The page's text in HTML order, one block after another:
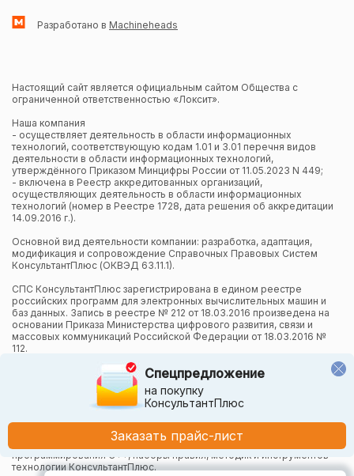
Разработано в Machineheads
Настоящий сайт является официальным сайтом Общества с
ограниченной ответственностью «Локсит».
Наша компания
- осуществляет деятельность в области информационных
технологий, соответствующую кодам 1.01 и 3.01 перечня видов
деятельности в области информационных технологий,
утверждённого Приказом Минцифры России от 11.05.2023 N 449;
- включена в Реестр аккредитованных организаций,
осуществляющих деятельность в области информационных
технологий (номер в Реестре 1728, дата решения об аккредитации
14.09.2016 г.).
Основной вид деятельности компании: разработка, адаптация,
модификация и сопровождение Справочных Правовых Систем
КонсультантПлюс (ОКВЭД 63.11.1).
СПС КонсультантПлюс зарегистрирована в едином реестре
российских программ для электронных вычислительных машин и
баз данных. Запись в реестре № 212 от 18.03.2016 произведена на
основании Приказа Министерства цифрового развития, связи и
массовых коммуникаций Российской Федерации от 18.03.2016 №
112.
Компания осуществляет также и другие виды деятельности в
области информационных технологий.
Компания в рамках осуществления деятельности в области
КонсультантПлюс) использует язык программирования Python,
СУБД, относящуюся к классу NoSQL-систем на языке
программирования C++, наборы правил, методик и инструментов
технологии КонсультантПлюс.
Спецпредложение
на покупку
КонсультантПлюс
Заказать прайс-лист